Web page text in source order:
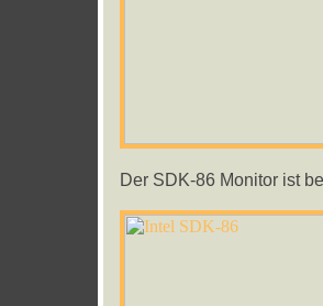
Der SDK-86 Monitor ist